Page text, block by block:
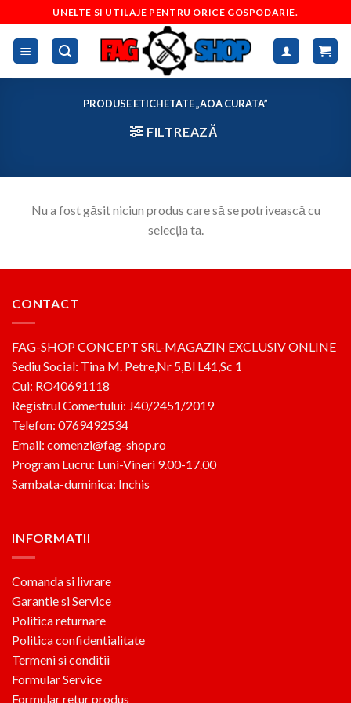
to
content
UNELTE SI UTILAJE PENTRU ORICE GOSPODARIE.
PRODUSE ETICHETATE „AOA CURATA”
FILTREAZĂ
Nu a fost găsit niciun produs care să se potrivească cu
selecția ta.
CONTACT
FAG-SHOP CONCEPT SRL-MAGAZIN EXCLUSIV ONLINE
Sediu Social: Tina M. Petre,Nr 5,Bl L41,Sc 1
Cui: RO40691118
Registrul Comertului: J40/2451/2019
Telefon: 0769492534
Email: comenzi@fag-shop.ro
Program Lucru: Luni-Vineri 9.00-17.00
Sambata-duminica: Inchis
INFORMATII
Comanda si livrare
Garantie si Service
Politica returnare
Politica confidentialitate
Termeni si conditii
Formular Service
Formular retur produs